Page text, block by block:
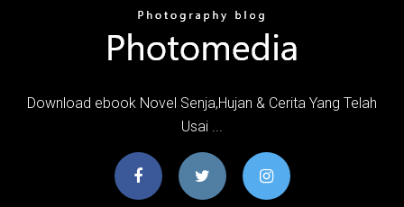
Download ebook Novel Senja,Hujan & Cerita Yang Telah
Usai ...